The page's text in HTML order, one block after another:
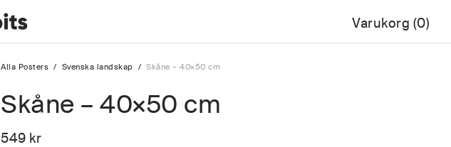
Varukorg 0
Alla Posters / Svenska landskap / Skåne – 40×50 cm
Skåne – 40×50 cm
549 kr